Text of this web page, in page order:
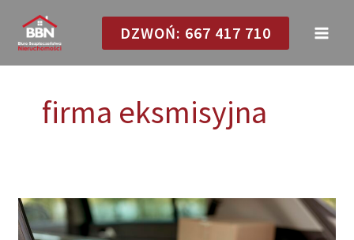
treści
DZWOŃ: 667 417 710
firma eksmisyjna